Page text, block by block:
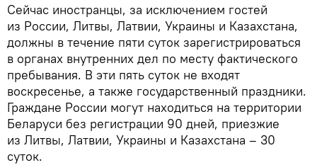
Сейчас иностранцы, за исключением гостей
из России, Литвы, Латвии, Украины и Казахстана,
должны в течение пяти суток зарегистрироваться
в органах внутренних дел по месту фактического
пребывания. В эти пять суток не входят
воскресенье, а также государственный праздники.
Граждане России могут находиться на территории
Беларуси без регистрации 90 дней, приезжие
из Литвы, Латвии, Украины и Казахстана – 30
суток.